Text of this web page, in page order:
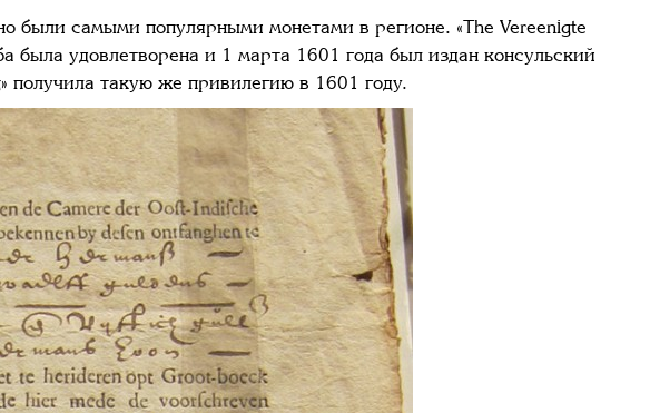
были самыми популярными монетами в регионе. «The Vereenigte
была удовлетворена и 1 марта 1601 года был издан консульский
получила такую же привилегию в 1601 году.